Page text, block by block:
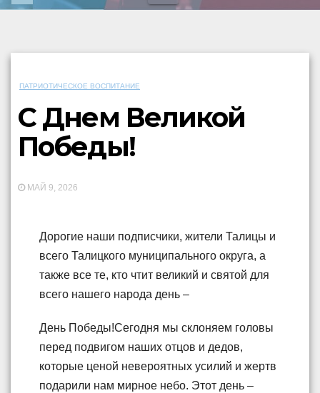
ПАТРИОТИЧЕСКОЕ ВОСПИТАНИЕ
С Днем Великой
Победы!
МАЙ 9, 2026
Дорогие наши подписчики, жители Талицы и
всего Талицкого муниципального округа, а
также все те, кто чтит великий и святой для
всего нашего народа день –
День Победы!Сегодня мы склоняем головы
перед подвигом наших отцов и дедов,
которые ценой невероятных усилий и жертв
подарили нам мирное небо. Этот день –